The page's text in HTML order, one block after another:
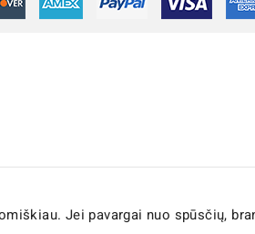
Jei pavargai nuo spūsčių,